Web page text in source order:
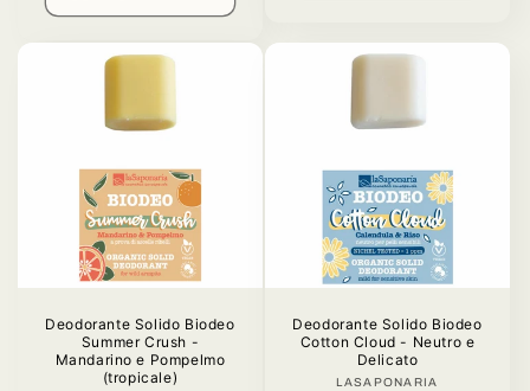
Deodorante Solido Biodeo
Summer Crush -
Mandarino e Pompelmo
(tropicale)
Deodorante Solido Biodeo
Cotton Cloud - Neutro e
Delicato
Produttore:
LASAPONARIA